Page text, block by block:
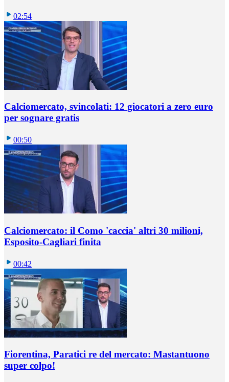
02:54
Calciomercato, svincolati: 12 giocatori a zero euro
per sognare gratis
00:50
Calciomercato: il Como 'caccia' altri 30 milioni,
Esposito-Cagliari finita
00:42
Fiorentina, Paratici re del mercato: Mastantuono
super colpo!